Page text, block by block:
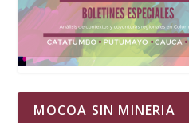
MOCOA SIN MINERIA